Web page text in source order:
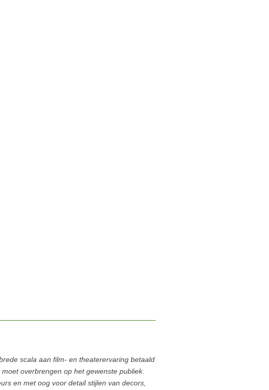
scala aan film- en theaterervaring betaald
overbrengen op het gewenste publiek.
en met oog voor detail stijlen van decors,